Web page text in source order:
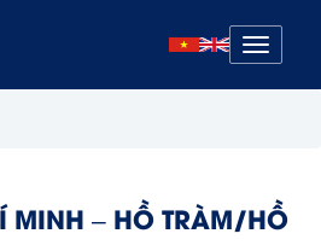
Mở
menu
MINH – HỒ TRÀM/HỒ